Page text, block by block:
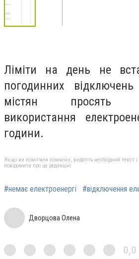
Ліміти на день не
погодинних
містян просять
використання
години.
Якщо ви помітили помилку, виділіть необхідний текст
повідомити про це редакцію
#немає електроенергі #відключення
Дворцова Олена
0,0